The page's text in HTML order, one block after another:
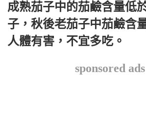
成熟茄子中的茄鹼含量低
子，秋後老茄子中茄鹼含
人體有害，不宜多吃。
sponsored ads